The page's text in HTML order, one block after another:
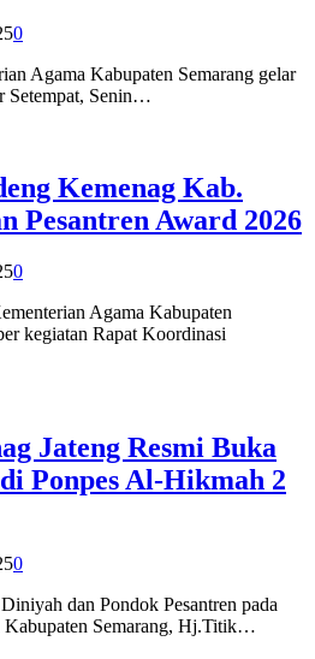
0
Agama Kabupaten Semarang gelar
Setempat, Senin…
Kemenag Kab.
Pesantren Award 2026
0
Agama Kabupaten
kegiatan Rapat Koordinasi
Jateng Resmi Buka
Ponpes Al-Hikmah 2
0
dan Pondok Pesantren pada
Kabupaten Semarang, Hj.Titik…